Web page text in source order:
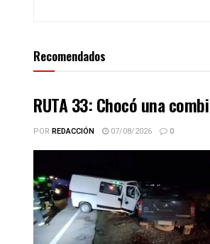
Recomendados
RUTA 33: Chocó una
POR REDACCIÓN 07/08/2026 0